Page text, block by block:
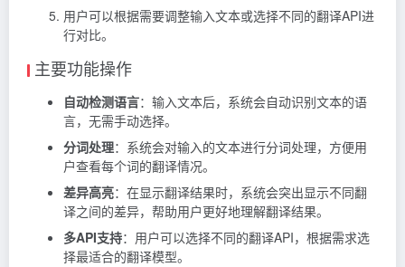
用户可以根据需要调整输入文本或选择不同的翻译API进
行对比。
主要功能操作
自动检测语言：输入文本后，系统会自动识别文本的语
言，无需手动选择。
分词处理：系统会对输入的文本进行分词处理，方便用
户查看每个词的翻译情况。
差异高亮：在显示翻译结果时，系统会突出显示不同翻
译之间的差异，帮助用户更好地理解翻译结果。
多API支持：用户可以选择不同的翻译API，根据需求选
择最适合的翻译模型。